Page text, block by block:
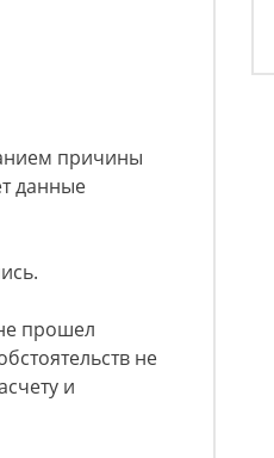
причины
данные
прошел
не
и